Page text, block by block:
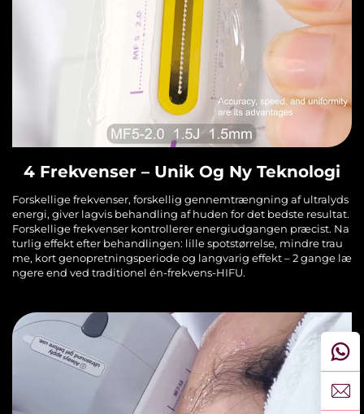
4 Frekvenser – Unik Og Ny Teknologi
Forskellige frekvenser, forskellig gennemtrængning af ultralyds
energi, giver lagvis behandling af huden for det bedste resultat.
Forskellige frekvenser kontrollerer energiudgangen præcist. Na
turlig effekt efter behandlingen: lille spotstørrelse, mindre trau
me, kort genopretningsperiode og langvarig effekt – 2 gange læ
ngere end ved traditionel én-frekvens-HIFU.